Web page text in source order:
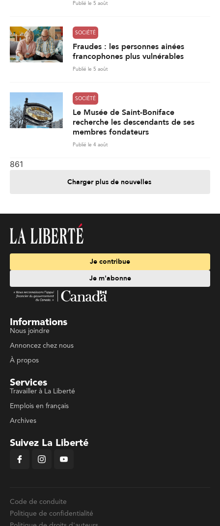
Publié le 5 août
SOCIÉTÉ
Fraudes : les personnes ainées
francophones plus vulnérables
Publié le 5 août
SOCIÉTÉ
Le Musée de Saint-Boniface
recherche les descendants de ses
membres fondateurs
Publié le 4 août
861
Charger plus de nouvelles
Je contribue
Je m'abonne
Informations
Nous joindre
Annoncez chez nous
À propos
Services
Travailler à La Liberté
Emplois en français
Archives
Suivez La Liberté
Code de conduite
Politique de confidentialité